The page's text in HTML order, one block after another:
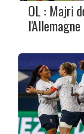
OL : Majri